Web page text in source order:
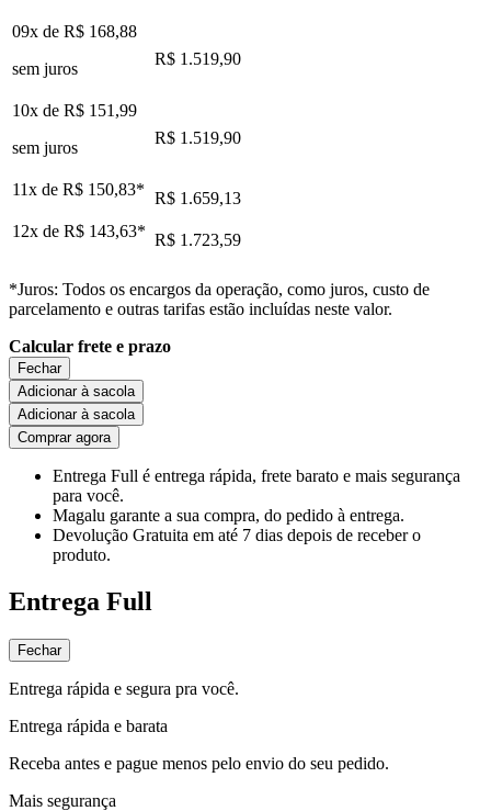
09x de R$ 168,88
sem juros
R$ 1.519,90
10x de R$ 151,99
sem juros
R$ 1.519,90
11x de R$ 150,83* R$ 1.659,13
12x de R$ 143,63* R$ 1.723,59
*Juros: Todos os encargos da operação, como juros, custo de
parcelamento e outras tarifas estão incluídas neste valor.
Calcular frete e prazo
Fechar
Adicionar à sacola
Adicionar à sacola
Comprar agora
Entrega Full é entrega rápida, frete barato e mais segurança
para você.
Magalu garante a sua compra, do pedido à entrega.
Devolução Gratuita em até 7 dias depois de receber o
produto.
Entrega Full
Fechar
Entrega rápida e segura pra você.
Entrega rápida e barata
Receba antes e pague menos pelo envio do seu pedido.
Mais segurança